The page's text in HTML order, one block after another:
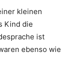
kleinen
Kind die
ist
ebenso wie